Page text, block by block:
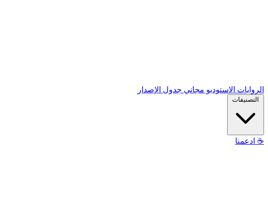
الروايات الاستوديو مجاني جدول الإصدار
التصنيفات
☕ ادعمنا